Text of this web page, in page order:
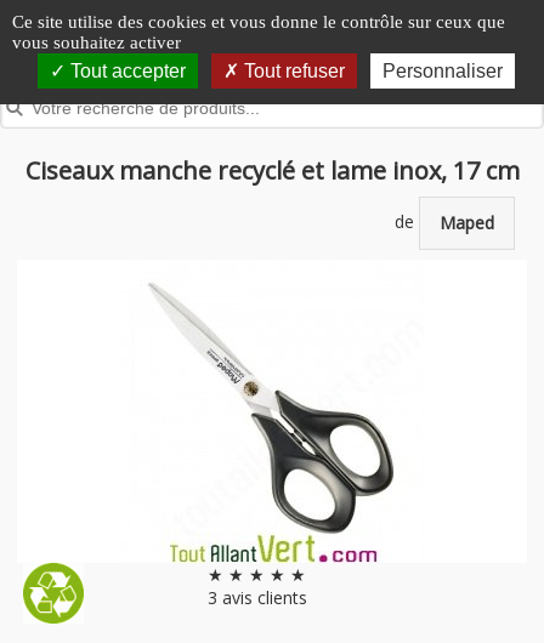
Panneau de gestion des cookies
Ce site utilise des cookies et vous donne le contrôle sur ceux que
vous souhaitez activer
Tout accepter Tout refuser Personnaliser
Ciseaux manche recyclé et lame inox, 17 cm
de Maped
★ ★ ★ ★ ★
3 avis clients